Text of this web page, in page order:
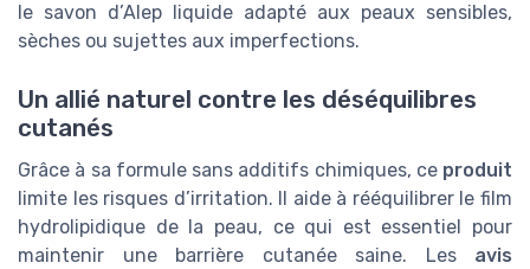
le savon d’Alep liquide adapté aux peaux sensibles,
sèches ou sujettes aux imperfections.
Un allié naturel contre les déséquilibres
cutanés
Grâce à sa formule sans additifs chimiques, ce produit
limite les risques d’irritation. Il aide à rééquilibrer le film
hydrolipidique de la peau, ce qui est essentiel pour
maintenir une barrière cutanée saine. Les avis